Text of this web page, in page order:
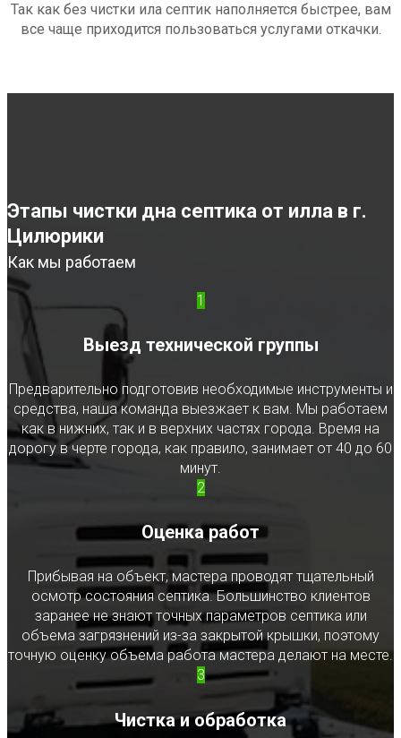
Так как без чистки ила септик наполняется быстрее, вам
все чаще приходится пользоваться услугами откачки.
Этапы чистки дна септика от илла в г.
Цилюрики
Как мы работаем
1
Выезд технической группы
Предварительно подготовив необходимые инструменты и
средства, наша команда выезжает к вам. Мы работаем
как в нижних, так и в верхних частях города. Время на
дорогу в черте города, как правило, занимает от 40 до 60
минут.
2
Оценка работ
Прибывая на объект, мастера проводят тщательный
осмотр состояния септика. Большинство клиентов
заранее не знают точных параметров септика или
объема загрязнений из-за закрытой крышки, поэтому
точную оценку объема работа мастера делают на месте.
3
Чистка и обработка